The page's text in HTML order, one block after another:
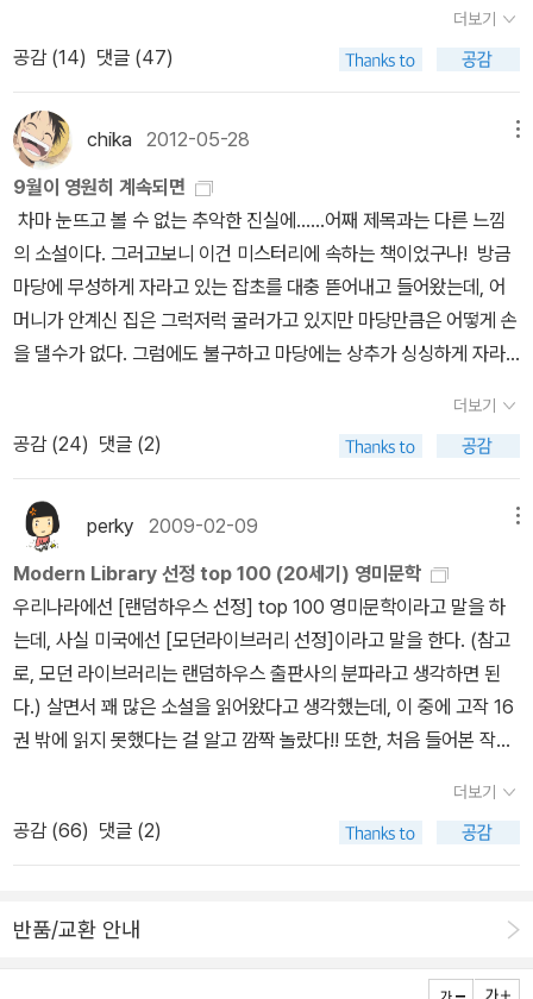
게 생각했었는데 그 다음에 노벨문학상 수상작가가 된 것이다. 그래
서 내게 한강 작가는 뭔가 대작가의 기운이 느껴지지만 가깝지는 않
난 제목도 못 들어본 책이다. 나사는 못 친구 나사겠지? 미항공우주
국은 아니겠지? 거의 이런 수준이다. 나사는 회전하고 선은 아름답고
왼손은 어둡구나....래그타임이라는 말 자체도 이번에 처음 알았다. 1
9세기 후반 유행한 미국의 음악으로 재즈의 전신이라고 한다. 6위는
버지니아 울프의 <제이콥의 방> 내가 읽은 버전은 왼쪽의 노란 표지
양장본이다. 버지니아 울프의 [자기만의 방]을 읽고 육아 우울증에서
벗어나 버지니아 울프를 인생 작가로 결정한 후 처음 선택한 책이 [제
이콥의 방]이었는데 선택의 이유는 기억이 나질 않는다. 그리고 내용
감당할 수 있을까 하는 염려를 했던 것이다. 그럼에도 불구하고 나는
[등대로], [파도] 등을 읽었고, 버지니아 울프를 여전히 사랑한다. 7
위, 10위, 12위, 15, 16위는 제목은 커녕 작가 이름도 들어보질 못했
다. 역시 영국은 나랑 멀다. [사랑의 메신저]는 국내 번역본이 없으나
영화는 들여왔나 보다. 내가 중학교 때 사랑의 메신저였는데,,, 연애편
지 대필..... 8위, 9위, 11위, 14위는 공교롭게도 사두고 읽지 않은 책
들이 올라왔다. 가디언 선정 기준 1위부터 10위까지도 사놓고 읽지
않은 책이 많던데, 이쯤 되면 책을 읽기 보단 사는 걸로 100위 목록을
체크하면 훨씬 비율이 높을 것 같다. 실제로 계산하니 읽은 작품은 2
1, 소장한 작품은 45이었다. 아무튼 오늘도 책장을 바라보며, 읽은 책
도 이제는 읽어야 할 때가 되었음을 되새겨본다. 아마 민음사 패밀리
세일 때 사둔 책들이었으니 그것만 해도 벌써 10년이 넘지 않았을
없는 주드]가 아니라 [귀향]이 유일하게 순위에 올랐다. 제목만 보고
품은 당분간 소장도 독서도 어려울 것 같다. 소설 100권을 그것도 영
어 소설 100권을 특정 기관이 선정한 건데도 이렇게 듣도보도 못한
추첨한건가?난 응원한것 아닌 그냥 100자평 적은건데.... -.-;; 받아
도 되는건가요? 이런 페이퍼 올려서 자격 미달이라고 도로 뺏는건 아
니쥬?이미 엎질러진 물. 주워담으면 안되유~ ^^;; 이중 읽은 책 1권
더보기
공감 (14) 댓글 (47)
chika 2012-05-28
9월이 영원히 계속되면
차마 눈뜨고 볼 수 없는 추악한 진실에......어째 제목과는 다른 느낌
의 소설이다. 그러고보니 이건 미스터리에 속하는 책이었구나! 방금
마당에 무성하게 자라고 있는 잡초를 대충 뜯어내고 들어왔는데, 어
머니가 안계신 집은 그럭저럭 굴러가고 있지만 마당만큼은 어떻게 손
을 댈수가 없다. 그럼에도 불구하고 마당에는 상추가 싱싱하게 자라
니 쑥쑥 크고 있다. 무심코 바라본 마당에 깻잎이 무성하게 자라는 걸
본 이후로 마당 곳곳을 눈여겨보기 시작했는데 아니나다를까! 단호박
을 먹고난 후 밑져야 본전,이라는 심정으로 살짝 묻어둔 단호박씨에
서 싹이 난 것 같아. 깻잎들 사이로 쑤욱 올라온 잎의 모양이 조금 다
른 것 같아 근처에 난 풀과 자그마한 깻잎싹을 조금 정리했더니 남다
른 잎이 쑥 올라왔는데 내가 봤던 호박잎과 비슷..하다. 살짝 묻어둔
호박씨의 위치와도 비슷하고.저쪽에 잡초처럼 무성하게 자라나 마구
뜯어내다가 혹시나 하고 조금 뜯어 어머니에게 보여줬더니 그건 또
결명자랜다! 마당은 내가 손대지 않아도 저절로 잘 굴러가고 있었다.
아니, 누가 손대지 않아도 강한 생명력은 자신의 몫을 해내며 잘 자라
고 있다. 그런데 이놈의 이야기책들은 인간에게 관심을 돌리기만 하
면 온갖 추악하고 참혹한 욕망으로만 가득차있는 걸 보여주고 있다.
지금 이 시점에서 읽고 싶은 이야기는 행복하고 즐겁고 감동이 있는
하게 앉아있었다. 이미 알고 있는 이야기라 생각하며 그냥 읽으면 되
더보기
공감 (24) 댓글 (2)
perky 2009-02-09
Modern Library 선정 top 100 (20세기) 영미문학
우리나라에선 [랜덤하우스 선정] top 100 영미문학이라고 말을 하
는데, 사실 미국에선 [모던라이브러리 선정]이라고 말을 한다. (참고
로, 모던 라이브러리는 랜덤하우스 출판사의 분파라고 생각하면 된
다.) 살면서 꽤 많은 소설을 읽어왔다고 생각했는데, 이 중에 고작 16
권 밖에 읽지 못했다는 걸 알고 깜짝 놀랐다!! 또한, 처음 들어본 작가
다짐하며 목록들을 작성해보았다. (읽은책은 붉은색으로 별도 표시.
이 페이퍼 작성 후 읽은 책은 파란색으로 표시.) ++++++++++++
++++++++++++++++++++++++++++++++++++++
SSES (율리시즈) / James Joyce (제임스 조이스) 2 THE GR
EAT GATSBY (위대한 개츠비) / F. Scott Fitzgerald (스콧 피츠
더보기
공감 (66) 댓글 (2)
반품/교환 안내